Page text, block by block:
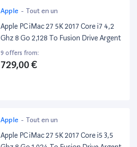
Apple - Tout en un
Apple PC iMac 27 5K 2017 Core i7 4,2
Ghz 8 Go 2,128 To Fusion Drive Argent
9 offers from:
729,00 €
Apple - Tout en un
Apple PC iMac 27 5K 2017 Core i5 3,5